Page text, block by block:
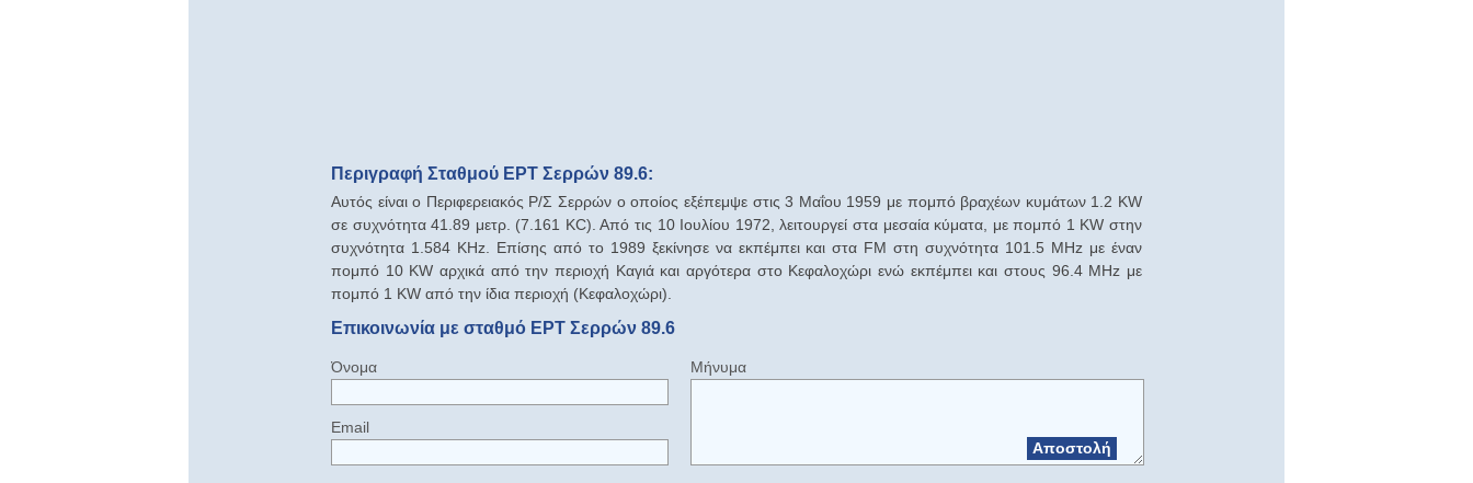
Περιγραφή Σταθμού ΕΡΤ Σερρών 89.6:
Αυτός είναι ο Περιφερειακός Ρ/Σ Σερρών ο οποίος εξέπεμψε στις 3 Μαΐου 1959 με πομπό βραχέων κυμάτων 1.2 KW
σε συχνότητα 41.89 μετρ. (7.161 KC). Από τις 10 Ιουλίου 1972, λειτουργεί στα μεσαία κύματα, με πομπό 1 KW στην
συχνότητα 1.584 KΗz. Επίσης από το 1989 ξεκίνησε να εκπέμπει και στα FM στη συχνότητα 101.5 MHz με έναν
πομπό 10 KW αρχικά από την περιοχή Καγιά και αργότερα στο Κεφαλοχώρι ενώ εκπέμπει και στους 96.4 MHz με
πομπό 1 KW από την ίδια περιοχή (Κεφαλοχώρι).
Επικοινωνία με σταθμό ΕΡΤ Σερρών 89.6
Όνομα
Email
Μήνυμα
Αποστολή